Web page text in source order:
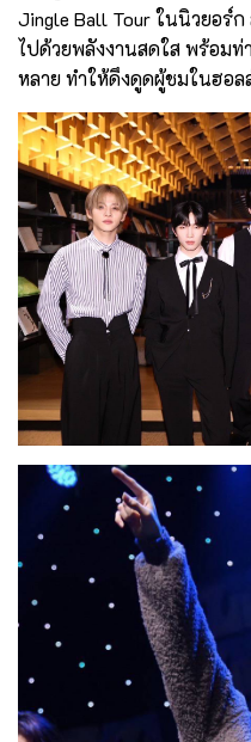
Jingle Ball Tour ในนิวยอร์ก
ไปด้วยพลังงานสดใส พร้อมท่
หลาย ทำให้ดึงดูดผู้ชมในฮอล